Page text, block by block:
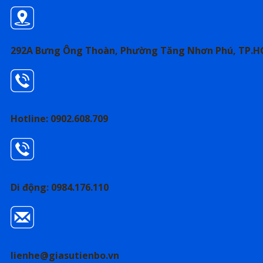
292A Bưng Ông Thoàn, Phường Tăng Nhơn Phú,
Hotline: 0902.608.709
Di động: 0984.176.110
lienhe@giasutienbo.vn